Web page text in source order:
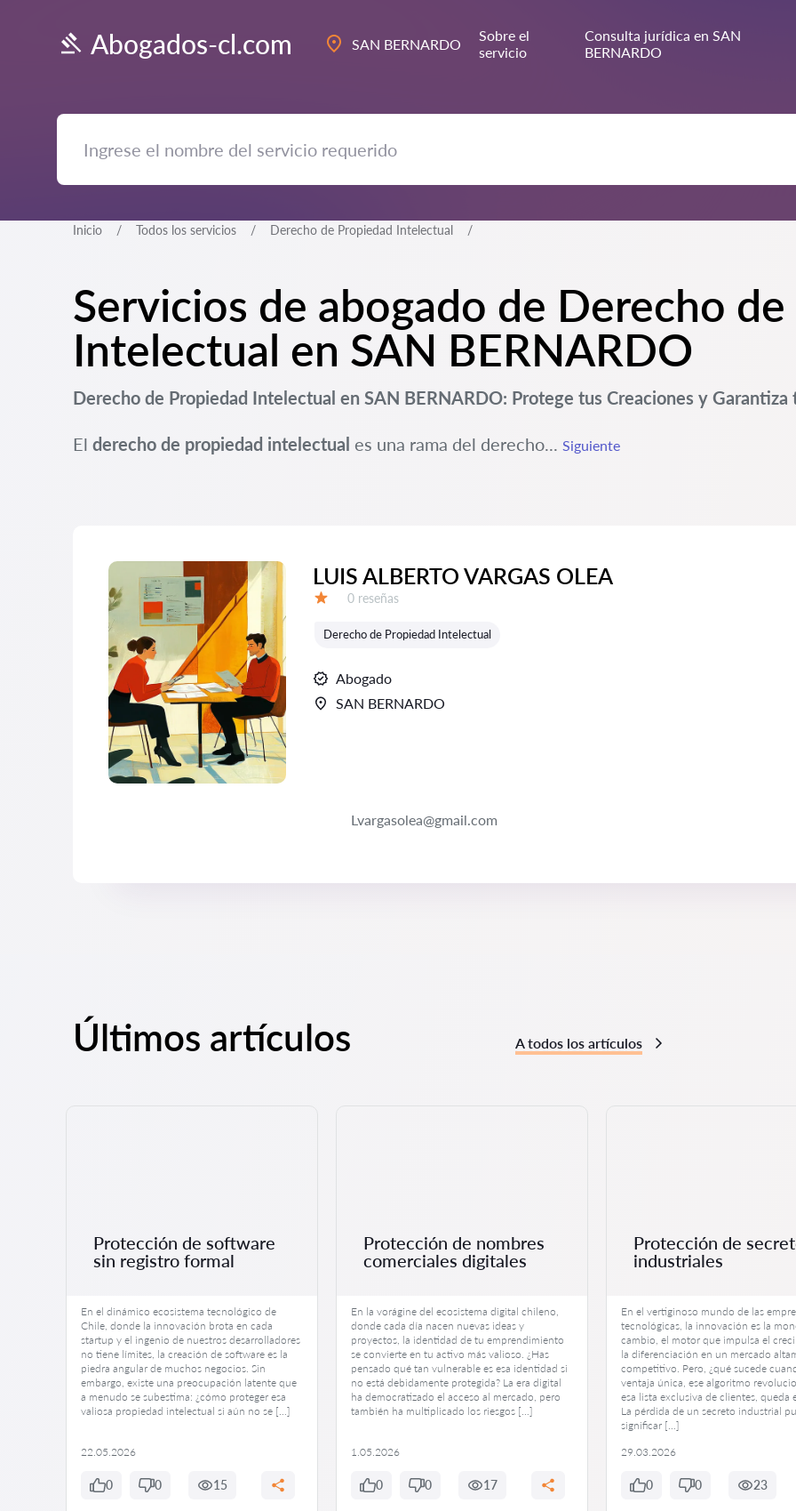
Abogados-cl.com SAN BERNARDO
Sobre el
servicio
Consulta jurídica en SAN
BERNARDO
Inicio Todos los servicios Derecho de Propiedad Intelectual
Servicios de abogado de Derecho
Intelectual en SAN BERNARDO
Derecho de Propiedad Intelectual en SAN BERNARDO: Protege tus Creaciones y Garantiza
El derecho de propiedad intelectual es una rama del derecho... Siguiente
LUIS ALBERTO VARGAS OLEA
Número de reseñas:
0 reseñas
Derecho de Propiedad Intelectual
Abogado
SAN BERNARDO
Lvargasolea@gmail.com
Últimos artículos A todos los artículos
Protección de software
sin registro formal
En el dinámico ecosistema tecnológico de
Chile, donde la innovación brota en cada
startup y el ingenio de nuestros desarrolladores
no tiene límites, la creación de software es la
piedra angular de muchos negocios. Sin
embargo, existe una preocupación latente que
a menudo se subestima: ¿cómo proteger esa
valiosa propiedad intelectual si aún no se […]
22.05.2026
0 0 15
Protección de nombres
comerciales digitales
En la vorágine del ecosistema digital chileno,
donde cada día nacen nuevas ideas y
proyectos, la identidad de tu emprendimiento
se convierte en tu activo más valioso. ¿Has
pensado qué tan vulnerable es esa identidad si
no está debidamente protegida? La era digital
ha democratizado el acceso al mercado, pero
también ha multiplicado los riesgos […]
1.05.2026
0 0 17
Protección de
industriales
En el vertiginoso mundo de las
tecnológicas, la innovación es la
cambio, el motor que impulsa el
la diferenciación en un mercado
competitivo. Pero, ¿qué sucede
ventaja única, ese algoritmo
esa lista exclusiva de clientes, queda
La pérdida de un secreto industrial
significar […]
29.03.2026
0 0 23